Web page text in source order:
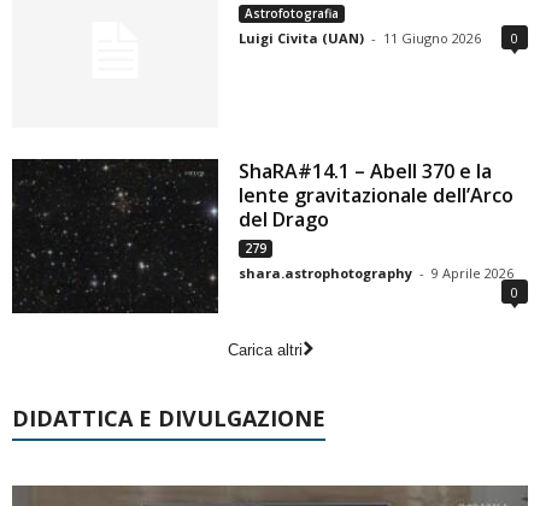
Astrofotografia
Luigi Civita (UAN) - 11 Giugno 2026 0
ShaRA#14.1 – Abell 370 e la
lente gravitazionale dell’Arco
del Drago
279
shara.astrophotography - 9 Aprile 2026
0
Carica altri
DIDATTICA E DIVULGAZIONE